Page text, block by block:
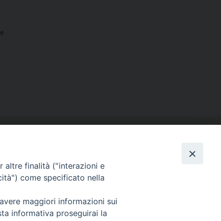
Facebook
Instagram
X YouTube
altre finalità ("interazioni e
come specificato nella
maggiori informazioni sui
informativa proseguirai la